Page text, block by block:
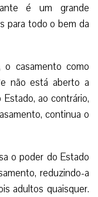
é um grande
para todo o bem da
o casamento como
não está aberto a
ao contrário,
continua o
o poder do Estado
reduzindo-a
adultos quaisquer.